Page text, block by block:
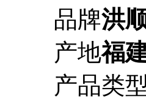
品牌洪
产地福
产品类型